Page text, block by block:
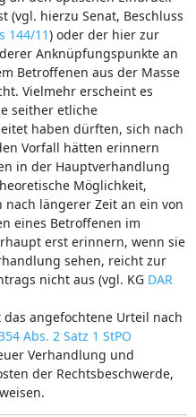
(vgl. hierzu Senat, Beschluss
144/11) oder der hier zur
Anknüpfungspunkte an
Betroffenen aus der Masse
Vielmehr erscheint es
seither etliche
haben dürften, sich nach
Vorfall hätten erinnern
in der Hauptverhandlung
Möglichkeit,
längerer Zeit an ein von
eines Betroffenen im
erst erinnern, wenn sie
sehen, reicht zur
nicht aus (vgl. KG DAR
angefochtene Urteil nach
Abs. 2 Satz 1 StPO
Verhandlung und
der Rechtsbeschwerde,